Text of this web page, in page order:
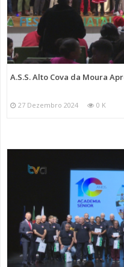
A.S.S. Alto Cova da Moura
27 Dezembro 2024 0 K